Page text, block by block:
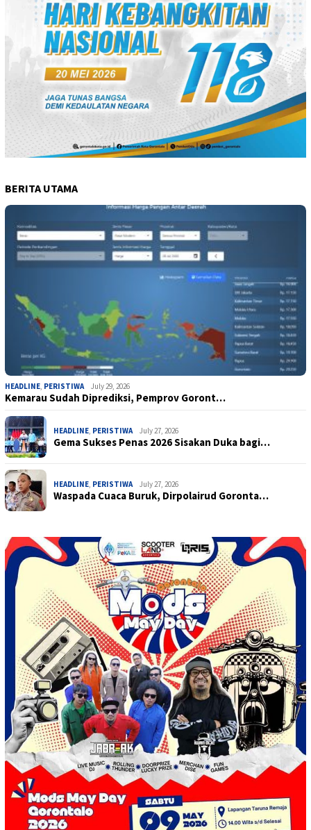
BERITA UTAMA
HEADLINE, PERISTIWA July 29, 2026
Kemarau Sudah Diprediksi, Pemprov Goront…
HEADLINE, PERISTIWA July 27, 2026
Gema Sukses Penas 2026 Sisakan Duka bagi…
HEADLINE, PERISTIWA July 27, 2026
Waspada Cuaca Buruk, Dirpolairud Goronta…